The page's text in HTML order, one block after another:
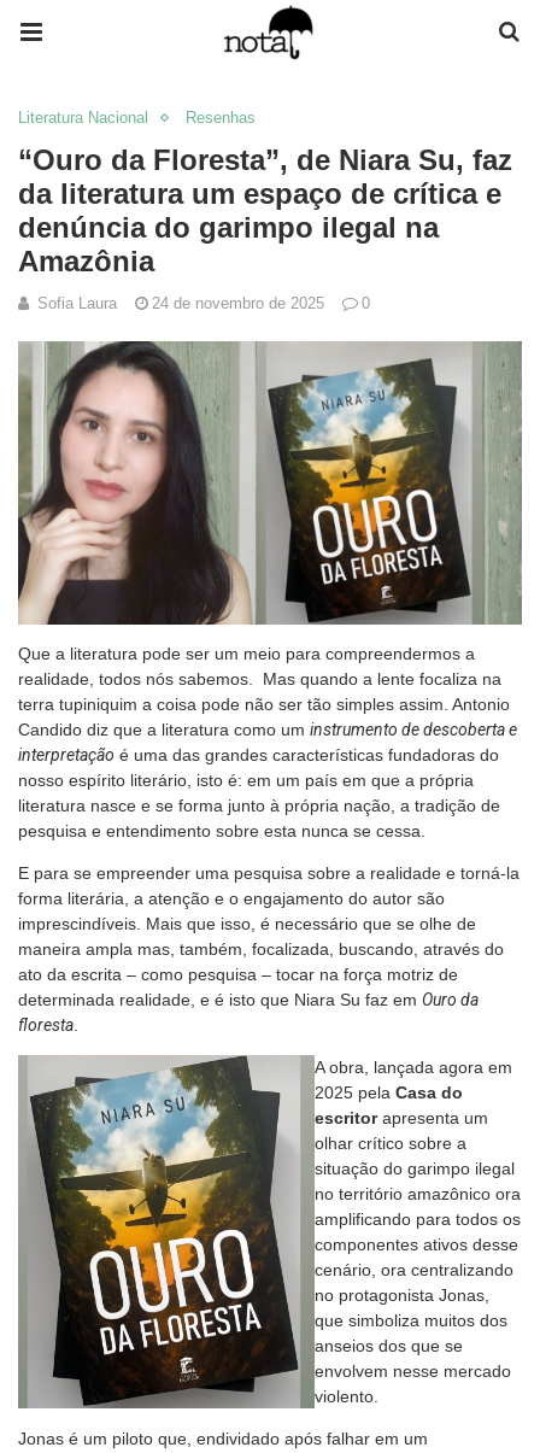
Literatura Nacional Resenhas
“Ouro da Floresta”, de Niara Su, faz
da literatura um espaço de crítica e
denúncia do garimpo ilegal na
Amazônia
Sofia Laura 24 de novembro de 2025 0
Que a literatura pode ser um meio para compreendermos a
realidade, todos nós sabemos. Mas quando a lente focaliza na
terra tupiniquim a coisa pode não ser tão simples assim. Antonio
Candido diz que a literatura como um instrumento de descoberta e
interpretação é uma das grandes características fundadoras do
nosso espírito literário, isto é: em um país em que a própria
literatura nasce e se forma junto à própria nação, a tradição de
pesquisa e entendimento sobre esta nunca se cessa.
E para se empreender uma pesquisa sobre a realidade e torná-la
forma literária, a atenção e o engajamento do autor são
imprescindíveis. Mais que isso, é necessário que se olhe de
maneira ampla mas, também, focalizada, buscando, através do
ato da escrita – como pesquisa – tocar na força motriz de
determinada realidade, e é isto que Niara Su faz em Ouro da
floresta
A obra, lançada agora em
2025 pela Casa do
escritorapresenta um
olhar crítico sobre a
situação do garimpo ilegal
no território amazônico ora
amplificando para todos os
componentes ativos desse
cenário, ora centralizando
no protagonista Jonas,
que simboliza muitos dos
anseios dos que se
envolvem nesse mercado
violento.
Jonas é um piloto que, endividado após falhar em um